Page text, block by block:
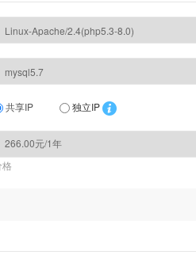
共享IP 独立IP